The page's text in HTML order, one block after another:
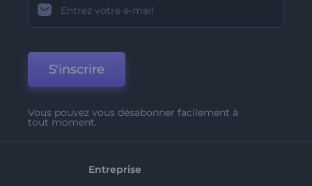
S'inscrire
Vous pouvez vous désabonner facilement à
tout moment.
Entreprise